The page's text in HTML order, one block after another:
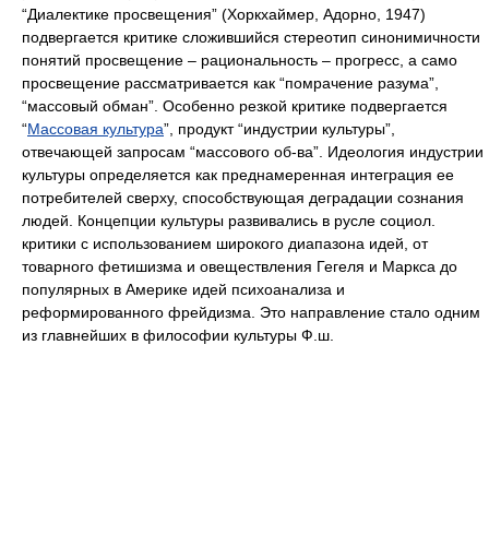
“Диалектике просвещения” (Хоркхаймер, Адорно, 1947)
подвергается критике сложившийся стереотип синонимичности
понятий просвещение – рациональность – прогресс, а само
просвещение рассматривается как “помрачение разума”,
“массовый обман”. Особенно резкой критике подвергается
“Массовая культура”, продукт “индустрии культуры”,
отвечающей запросам “массового об-ва”. Идеология индустрии
культуры определяется как преднамеренная интеграция ее
потребителей сверху, способствующая деградации сознания
людей. Концепции культуры развивались в русле социол.
критики с использованием широкого диапазона идей, от
товарного фетишизма и овеществления Гегеля и Маркса до
популярных в Америке идей психоанализа и
реформированного фрейдизма. Это направление стало одним
из главнейших в философии культуры Ф.ш.